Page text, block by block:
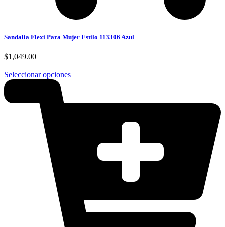
Sandalia Flexi Para Mujer Estilo 113306 Azul
$1,049.00
Seleccionar opciones